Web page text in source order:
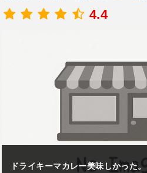
.
4.4
ドライキーマカレー美味しかった。